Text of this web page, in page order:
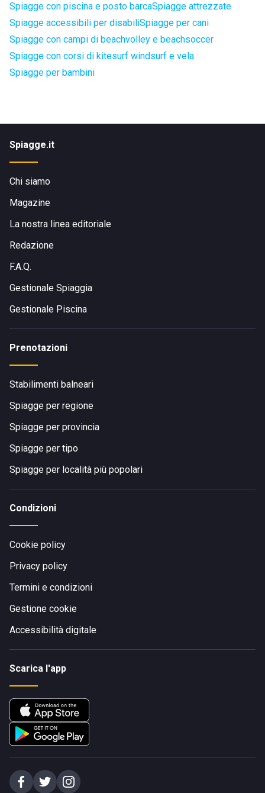
Spiagge con piscina e posto barcaSpiagge attrezzate
Spiagge accessibili per disabiliSpiagge per cani
Spiagge con campi di beachvolley e beachsoccer
Spiagge con corsi di kitesurf windsurf e vela
Spiagge per bambini
Spiagge.it
Chi siamo
Magazine
La nostra linea editoriale
Redazione
F.A.Q.
Gestionale Spiaggia
Gestionale Piscina
Prenotazioni
Stabilimenti balneari
Spiagge per regione
Spiagge per provincia
Spiagge per tipo
Spiagge per località più popolari
Condizioni
Cookie policy
Privacy policy
Termini e condizioni
Gestione cookie
Accessibilità digitale
Scarica l'app